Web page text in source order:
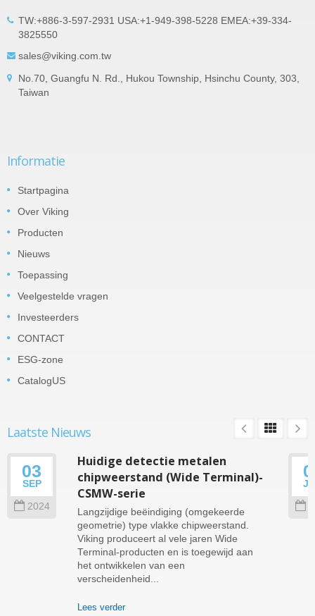
TW:+886-3-597-2931 USA:+1-949-398-5228 EMEA:+39-334-
3825550
sales@viking.com.tw
No.70, Guangfu N. Rd., Hukou Township, Hsinchu County, 303,
Taiwan
Informatie
Startpagina
Over Viking
Producten
Nieuws
Toepassing
Veelgestelde vragen
Investeerders
CONTACT
ESG-zone
CatalogUS
Laatste Nieuws
03
SEP
2024
Huidige detectie metalen
chipweerstand (Wide Terminal)-
CSMW-serie
Langzijdige beëindiging (omgekeerde
geometrie) type vlakke chipweerstand.
Viking produceert al vele jaren Wide
Terminal-producten en is toegewijd aan
het ontwikkelen van een
verscheidenheid...
Lees verder